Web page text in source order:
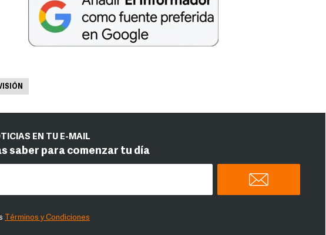
EN TU E-MAIL
saber para comenzar tu día
Términos y Condiciones